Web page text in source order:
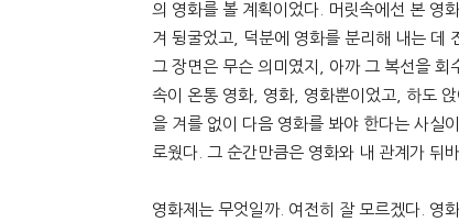
의 영화를 볼 계획이었다. 머릿속에선 본 영
겨 뒹굴었고, 덕분에 영화를 분리해 내는 데
그 장면은 무슨 의미였지, 아까 그 복선을
속이 온통 영화, 영화, 영화뿐이었고, 하도
을 겨를 없이 다음 영화를 봐야 한다는 사실
로웠다. 그 순간만큼은 영화와 내 관계가 뒤
영화제는 무엇일까. 여전히 잘 모르겠다. 영